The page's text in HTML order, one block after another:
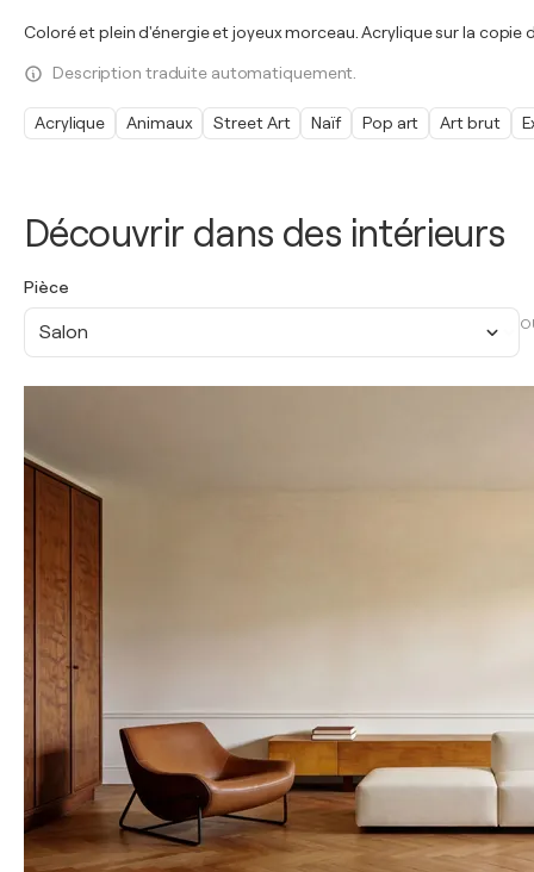
Découvrir dans des intérieurs
Pièce
Salon
Coloré et plein d'énergie et joyeux morceau. Acrylique sur la copie
Description traduite automatiquement.
Acrylique Animaux Street Art Naïf Pop art Art brut